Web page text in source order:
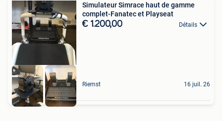
Simulateur Simrace haut de gamme
complet-Fanatec et Playseat
€ 1.200,00 Détails
Riemst 16 juil. 26